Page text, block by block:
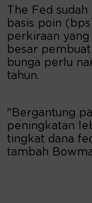
The Fed
basis poin
perkiraan
besar
bunga perlu
tahun.
"Bergantung
peningkatan
tingkat dana
tambah